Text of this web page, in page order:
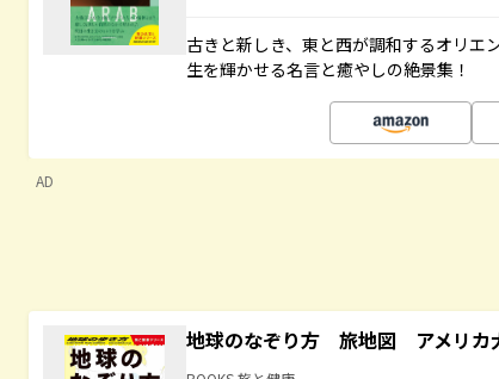
古きと新しき、東と西が調和するオリエ
生を輝かせる名言と癒やしの絶景集！
AD
地球のなぞり方 旅地図 アメリカ